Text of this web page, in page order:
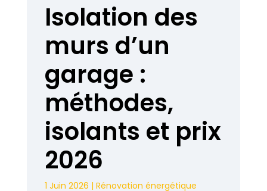
Isolation des
murs d’un
garage :
méthodes,
isolants et prix
2026
1 Juin 2026 | Rénovation énergétique